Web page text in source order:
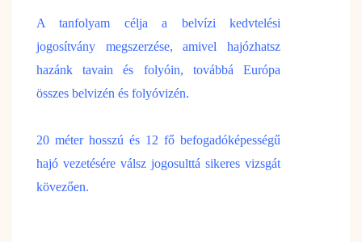
A tanfolyam célja a belvízi kedvtelési
jogosítvány megszerzése, amivel hajózhatsz
hazánk tavain és folyóin, továbbá Európa
összes belvizén és folyóvizén.
20 méter hosszú és 12 fő befogadóképességű
hajó vezetésére válsz jogosulttá sikeres vizsgát
kövezően.